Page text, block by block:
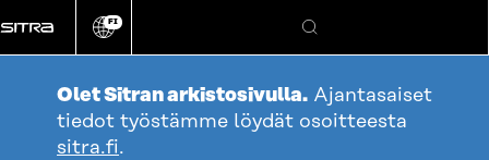
suoraan
sisältöön
Vaihda
kieli
FI
Hae
Olet Sitran arkistosivulla. Ajantasaiset
tiedot työstämme löydät osoitteesta
sitra.fi.